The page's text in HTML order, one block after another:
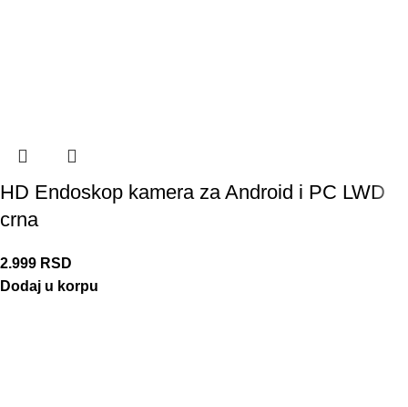
HD Endoskop kamera za Android i PC LWD
crna
2.999 RSD
Dodaj u korpu